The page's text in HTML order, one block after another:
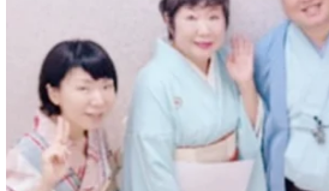
#余興
2 X
マジシャン派遣 パッショ